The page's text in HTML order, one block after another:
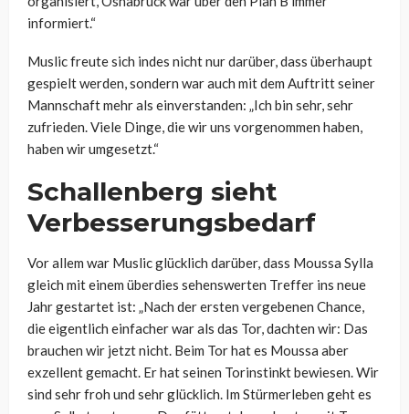
informiert.“
Muslic freute sich indes nicht nur darüber, dass überhaupt
gespielt werden, sondern war auch mit dem Auftritt seiner
Mannschaft mehr als einverstanden: „Ich bin sehr, sehr
zufrieden. Viele Dinge, die wir uns vorgenommen haben,
haben wir umgesetzt.“
Schallenberg sieht
Verbesserungsbedarf
Vor allem war Muslic glücklich darüber, dass Moussa Sylla
gleich mit einem überdies sehenswerten Treffer ins neue
Jahr gestartet ist: „Nach der ersten vergebenen Chance,
die eigentlich einfacher war als das Tor, dachten wir: Das
brauchen wir jetzt nicht. Beim Tor hat es Moussa aber
exzellent gemacht. Er hat seinen Torinstinkt bewiesen. Wir
sind sehr froh und sehr glücklich. Im Stürmerleben geht es